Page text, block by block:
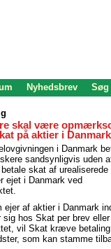
Nyhedsbrev Søg
skal være
på aktier i Danmark
i Danmark
sandsynligvis uden
skat af urealiserede
ejet i Danmark ved
ejer af aktier i Danmark
sig hos Skat per brev
vil Skat kræve
som kan stamme